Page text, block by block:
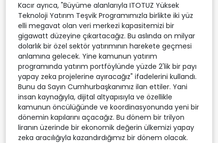
Kacır ayrıca, "Büyüme alanlarıyla ITOTUZ Yüksek
Teknoloji Yatırım Teşvik Programımızla birlikte iki yüz
elli megavat olan veri merkezi kapasitemizi bir
gigawatt düzeyine çıkartacağız. Bu aslında on milyar
dolarlık bir özel sektör yatırımının harekete geçmesi
anlamına gelecek. Yine kamunun yatırım
programında yatırım portföylünde yüzde 2'lik bir payı
yapay zeka projelerine ayıracağız" ifadelerini kullandı.
Bunu da Sayın Cumhurbaşkanımız ilan ettiler. Yani
insan kaynağıyla, dijital altyapısıyla ve özellikle
kamunun öncülüğünde ve koordinasyonunda yeni bir
dönemin kapılarını açacağız. Bu dönem bir trilyon
liranın üzerinde bir ekonomik değerin ülkemizi yapay
zeka aracılığıyla kazandırdığımız bir dönem olacak.